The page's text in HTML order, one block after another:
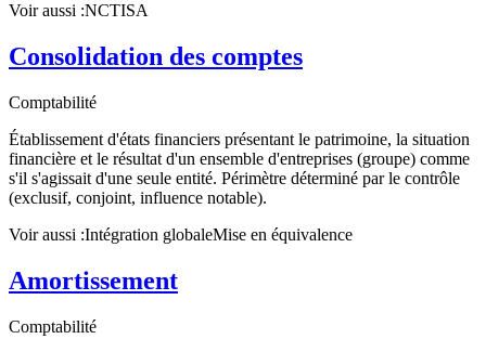
Voir aussi :NCTISA
Consolidation des comptes
Comptabilité
Établissement d'états financiers présentant le patrimoine, la situation
financière et le résultat d'un ensemble d'entreprises (groupe) comme
s'il s'agissait d'une seule entité. Périmètre déterminé par le contrôle
(exclusif, conjoint, influence notable).
Voir aussi :Intégration globaleMise en équivalence
Amortissement
Comptabilité